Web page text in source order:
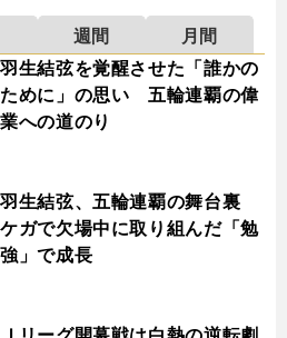
週間
月間
羽生結弦を覚醒させた「誰かの
ために」の思い 五輪連覇の偉
業への道のり
羽生結弦、五輪連覇の舞台裏
ケガで欠場中に取り組んだ「勉
強」で成長